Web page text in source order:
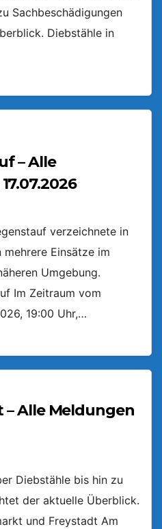
Sachbeschädigungen
Diebstähle in
– Alle
verzeichnete in
Einsätze im
Umgebung.
Im Zeitraum vom
19:00 Uhr,…
– Alle Meldungen
Diebstähle bis hin zu
der aktuelle Überblick.
und Freystadt Am